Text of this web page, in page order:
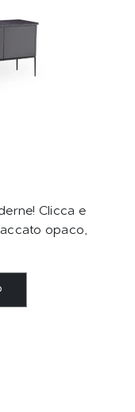
Clicca e
opaco,